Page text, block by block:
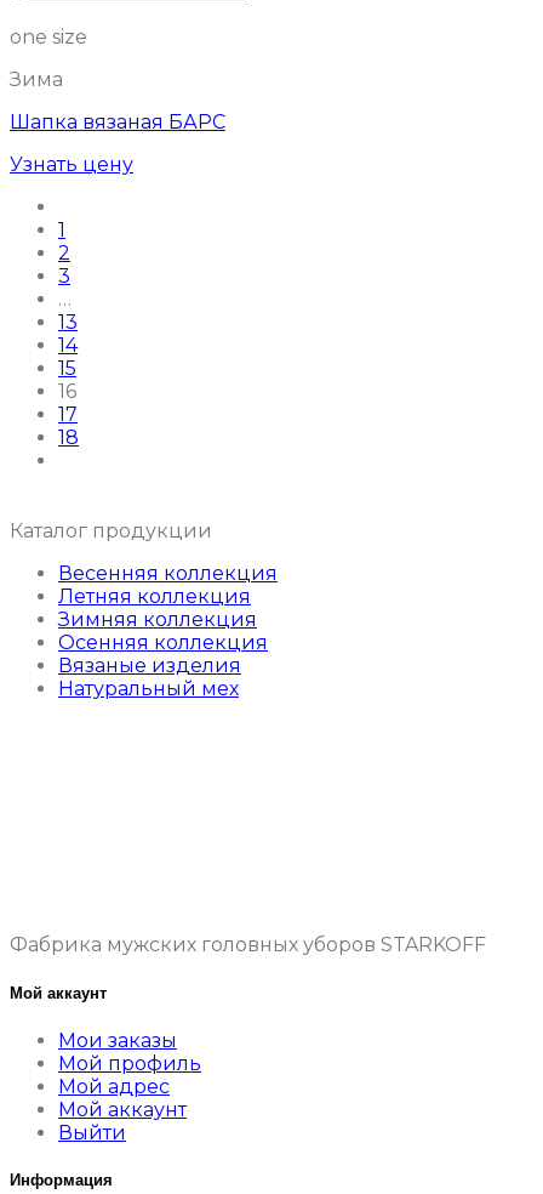
one size
Зима
Шапка вязаная БАРС
Узнать цену
1
2
3
…
13
14
15
16
17
18
Каталог продукции
Весенняя коллекция
Летняя коллекция
Зимняя коллекция
Осенняя коллекция
Вязаные изделия
Натуральный мех
Фабрика мужских головных уборов STARKOFF
Мой аккаунт
Мои заказы
Мой профиль
Мой адрес
Мой аккаунт
Выйти
Информация